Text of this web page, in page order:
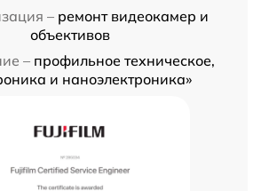
– ремонт видеокамер и
объективов
– профильное техническое,
и наноэлектроника»